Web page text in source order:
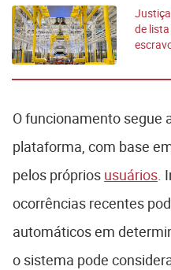
de
O funcionamento segue
plataforma, com base
pelos próprios usuários.
ocorrências recentes
automáticos em
o sistema pode